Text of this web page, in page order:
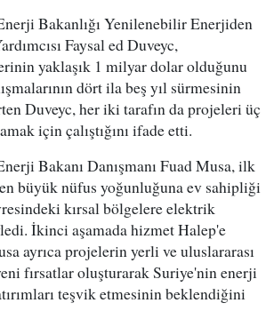
Bakanlığı Yenilenebilir Enerjiden
Faysal ed Duveyc,
yaklaşık 1 milyar dolar olduğunu
dört ila beş yıl sürmesinin
Duveyc, her iki tarafın da projeleri üç
için çalıştığını ifade etti.
Bakanı Danışmanı Fuad Musa, ilk
büyük nüfus yoğunluğuna ev sahipliği
kırsal bölgelere elektrik
İkinci aşamada hizmet Halep'e
ayrıca projelerin yerli ve uluslararası
fırsatlar oluşturarak Suriye'nin enerji
teşvik etmesinin beklendiğini